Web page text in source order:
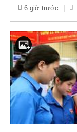
6 giờ trước